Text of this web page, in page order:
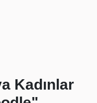
Kadınlar